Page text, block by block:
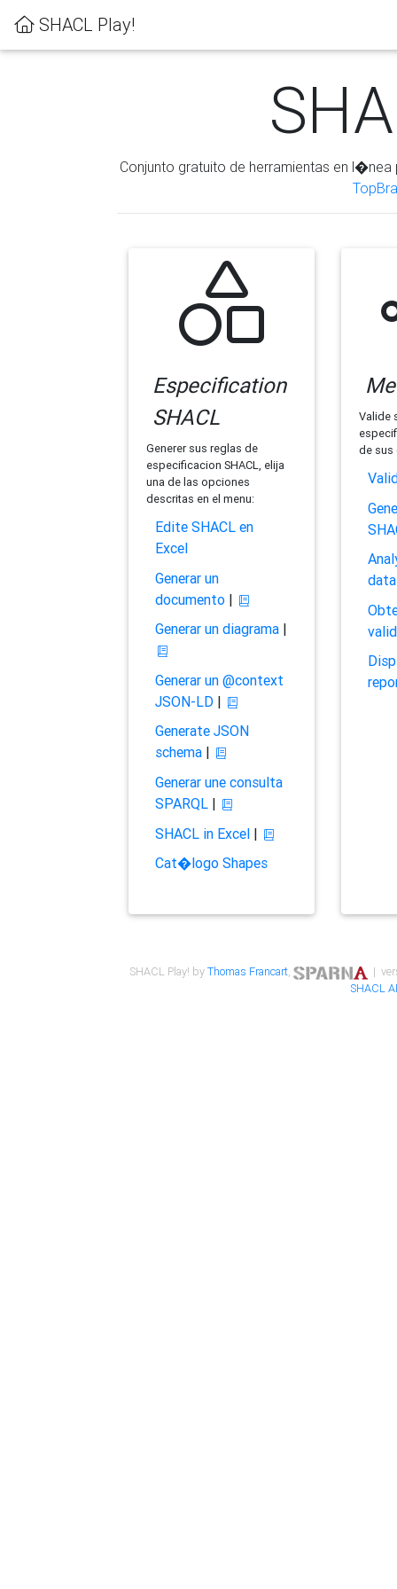
SHACL Play!
Conjunto gratuito de herramientas en
Especification
SHACL
Generer sus reglas de
especificacion SHACL, elija
una de las opciones
descritas en el menu:
Edite SHACL en
Excel
Generar un
documento|
Generar un diagrama|
Generar un @context
JSON-LD|
Generate JSON
schema|
Generar une consulta
SPARQL|
SHACL in Excel|
Cat�logo Shapes
Valide
de sus
SHACL Play! byThomas Francart,
|
SHACL